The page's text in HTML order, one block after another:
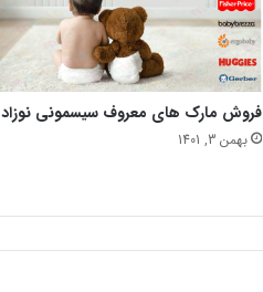
فروش مارک های معروف سیسمونی نوزاد
بهمن 3, 1401